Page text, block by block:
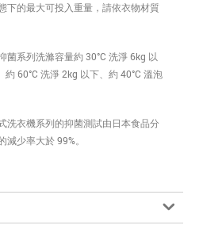
下的最大可投入重量，請依衣物材質
菌系列洗滌容量約 30°C 洗淨 6kg 以
60°C 洗淨 2kg 以下、約 40°C 溫泡
洗衣機系列的抑菌測試由日本食品分
少率大於 99%。